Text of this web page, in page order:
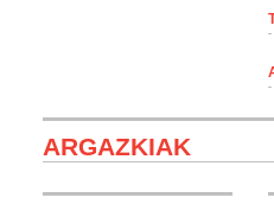
ARGAZKIAK
Sueños Rotos
República del Alto Karabakh